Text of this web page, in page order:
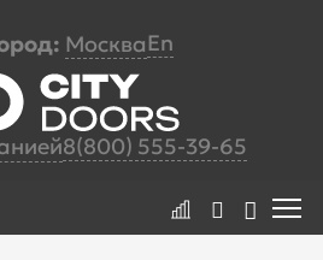
МоскваEn
8(800) 555-39-65